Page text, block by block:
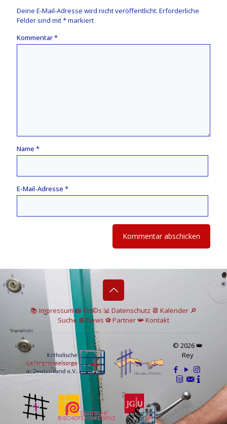
Deine E-Mail-Adresse wird nicht veröffentlicht. Erforderliche
Felder sind mit*markiert
Kommentar*
Name *
E-Mail-Adresse *
📚 Impressum📸Fot©s 📊 Datenschutz 📆 Kalender 🔎
Suche 📘 News ⚽Partner📯Kontakt
© 2026 👑
Rey